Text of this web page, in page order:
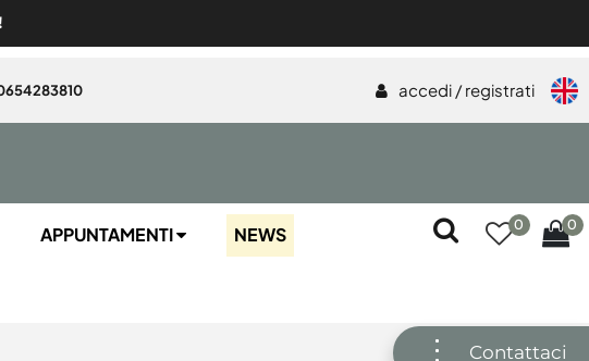
accedi / registrati
APPUNTAMENTI NEWS 0 0
Contattaci